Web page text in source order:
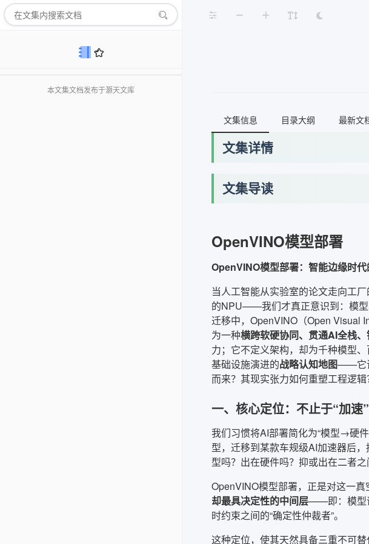
本文集文档发布于灏天文库
文集信息 目录大纲 最新文
文集详情
文集导读
OpenVINO模型部署
OpenVINO模型部署：智能边缘时
当人工智能从实验室的论文走向工
的NPU——我们才真正意识到：模型
迁移中，OpenVINO（Open Visual
为一种横跨软硬协同、贯通AI全栈
力；它不定义架构，却为千种模型
基础设施演进的战略认知地图——它
而来？其现实张力如何重塑工程逻
一、核心定位：不止于“加
我们习惯将AI部署简化为“模型→硬
型，迁移到某款车规级AI加速器后
型吗？出在硬件吗？抑或出在二者之
OpenVINO模型部署，正是对这一
却最具决定性的中间层——即：模型
时约束之间的“确定性仲裁者”。
这种定位，使其天然具备三重不可替